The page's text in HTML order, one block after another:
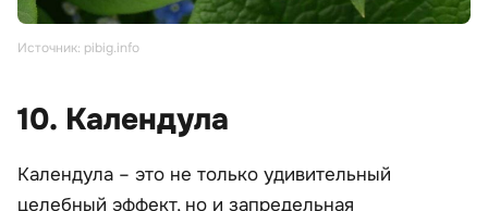
Источник: pibig.info
10. Календула
Календула – это не только удивительный
целебный эффект, но и запредельная